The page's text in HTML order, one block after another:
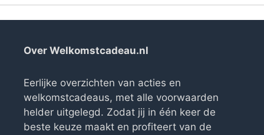
Over Welkomstcadeau.nl
Eerlijke overzichten van acties en
welkomstcadeaus, met alle voorwaarden
helder uitgelegd. Zodat jij in één keer de
beste keuze maakt en profiteert van de